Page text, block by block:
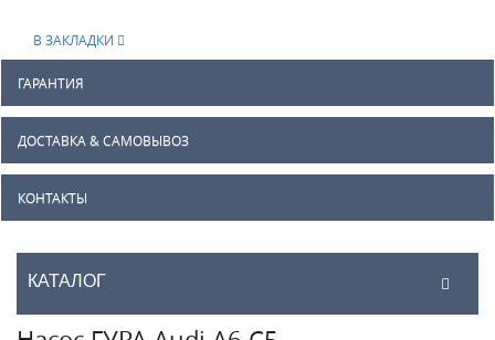
В ЗАКЛАДКИ
ГАРАНТИЯ
ДОСТАВКА & САМОВЫВОЗ
КОНТАКТЫ
КАТАЛОГ